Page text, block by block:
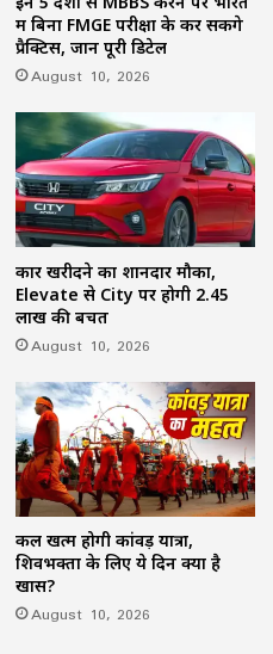
में बिना FMGE परीक्षा के कर सकेंगे
प्रैक्टिस, जानें पूरी डिटेल
August 10, 2026
कार खरीदने का शानदार मौका,
Elevate से City पर होगी ₹2.45
लाख की बचत
August 10, 2026
कल खत्म होगी कांवड़ यात्रा,
शिवभक्तों के लिए ये दिन क्यों है
खास?
August 10, 2026